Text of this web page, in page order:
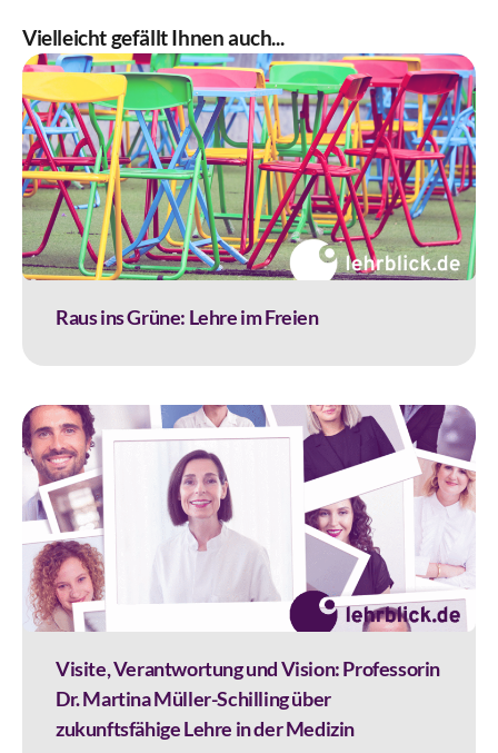
Vielleicht gefällt Ihnen auch...
Raus ins Grüne: Lehre im Freien
Visite, Verantwortung und Vision: Professorin
Dr. Martina Müller-Schilling über
zukunftsfähige Lehre in der Medizin